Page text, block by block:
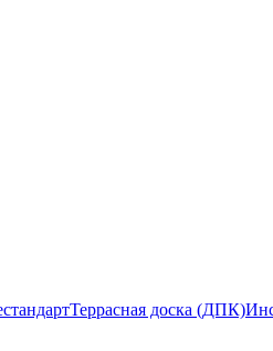
Террасная доска (ДПК)